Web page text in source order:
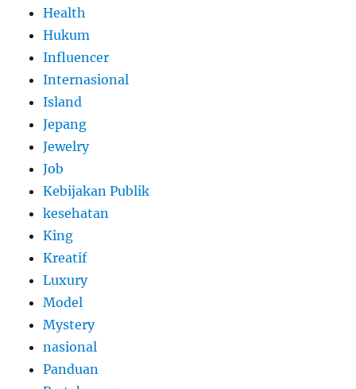
Health
Hukum
Influencer
Internasional
Island
Jepang
Jewelry
Job
Kebijakan Publik
kesehatan
King
Kreatif
Luxury
Model
Mystery
nasional
Panduan